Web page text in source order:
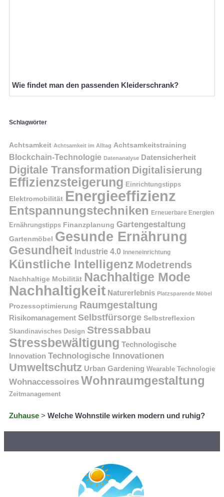
Wie findet man den passenden Kleiderschrank?
Schlagwörter
Achtsamkeit Achtsamkeit im Alltag Achtsamkeitstraining
Blockchain-Technologie Datenanalyse Datensicherheit
Digitale Transformation Digitalisierung
Effizienzsteigerung Einrichtungstipps
Elektromobilität Energieeffizienz
Entspannungstechniken Erneuerbare Energien
Ernährungstipps Finanzplanung Gartengestaltung
Gartenmöbel Gesunde Ernährung
Gesundheit Industrie 4.0 Inneneinrichtung
Künstliche Intelligenz Modetrends
Nachhaltige Mobilität Nachhaltige Mode
Nachhaltigkeit Naturerlebnis Platzsparende Möbel
Prozessoptimierung Raumgestaltung
Risikomanagement Selbstfürsorge Selbstreflexion
Skandinavisches Design Stressabbau
Stressbewältigung Technologische
Innovation Technologische Innovationen
Umweltschutz Urban Gardening Wearable Technologie
Wohnaccessoires Wohnraumgestaltung
Zeitmanagement
Zuhause > Welche Wohnstile wirken modern und ruhig?